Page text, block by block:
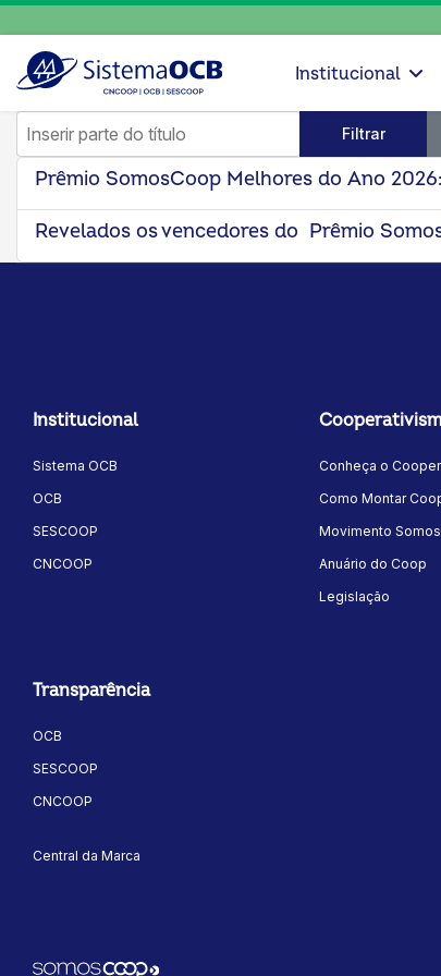
Institucional
Inserir parte do título
Filtrar
Prêmio SomosCoop Melhores do Ano
Revelados os vencedores do Prêmio
Institucional
Sistema OCB
OCB
SESCOOP
CNCOOP
Conheça o
Como Montar
Movimento
Anuário do Coop
Legislação
Transparência
OCB
SESCOOP
CNCOOP
Central da Marca